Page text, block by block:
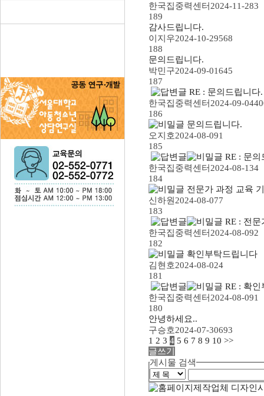
한국집중력센터 2024-11-283
189
감사드립니다.
이지우2024-10-29568
188
문의드립니다.
박민구2024-09-01645
187
RE : 문의드립니다.
한국집중력센터 2024-09-04
186
문의드립니다.
오지호2024-08-091
185
RE : 문의
한국집중력센터 2024-08-134
184
전문가 과정 교육
신하원 2024-08-077
183
RE : 전
한국집중력센터 2024-08-092
182
확인부탁드립니다
김현호2024-08-024
181
RE : 확
한국집중력센터 2024-08-091
180
안녕하세요..
구승호2024-07-30693
1 2 3 4 5 6 7 8 9 10 >>
글쓰기
게시물 검색